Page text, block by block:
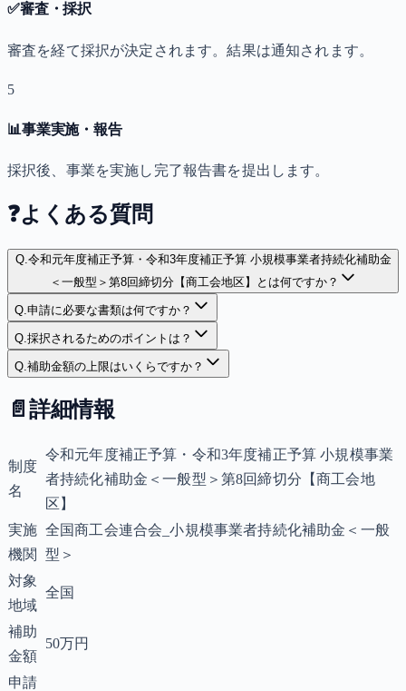
✅審査・採択
審査を経て採択が決定されます。結果は通知されます。
5
📊事業実施・報告
採択後、事業を実施し完了報告書を提出します。
❓よくある質問
Q.令和元年度補正予算・令和3年度補正予算 小規模事業者持続化補助金
＜一般型＞第8回締切分【商工会地区】とは何ですか？
Q.申請に必要な書類は何ですか？
Q.採択されるためのポイントは？
Q.補助金額の上限はいくらですか？
📄 詳細情報
制度
名
令和元年度補正予算・令和3年度補正予算 小規模事業
者持続化補助金＜一般型＞第8回締切分【商工会地
区】
実施
機関
全国商工会連合会_小規模事業者持続化補助金＜一般
型＞
対象
地域
全国
補助
金額
50万円
申請